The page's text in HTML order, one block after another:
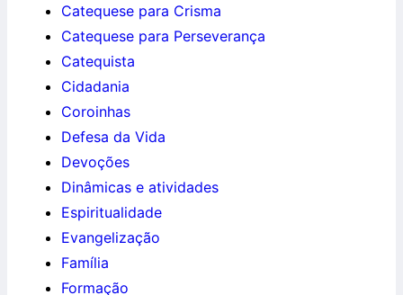
Catequese para Crisma
Catequese para Perseverança
Catequista
Cidadania
Coroinhas
Defesa da Vida
Devoções
Dinâmicas e atividades
Espiritualidade
Evangelização
Família
Formação